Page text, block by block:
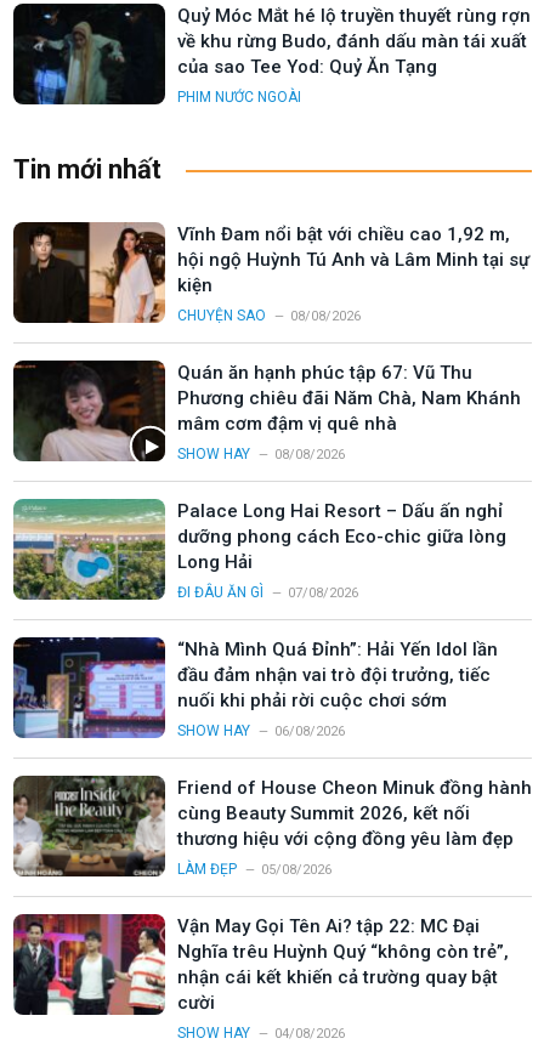
Quỷ Móc Mắt hé lộ truyền thuyết rùng rợn
về khu rừng Budo, đánh dấu màn tái xuất
của sao Tee Yod: Quỷ Ăn Tạng
PHIM NƯỚC NGOÀI
Tin mới nhất
Vĩnh Đam nổi bật với chiều cao 1,92 m,
hội ngộ Huỳnh Tú Anh và Lâm Minh tại sự
kiện
CHUYỆN SAO 08/08/2026
Quán ăn hạnh phúc tập 67: Vũ Thu
Phương chiêu đãi Năm Chà, Nam Khánh
mâm cơm đậm vị quê nhà
SHOW HAY 08/08/2026
Palace Long Hai Resort – Dấu ấn nghỉ
dưỡng phong cách Eco-chic giữa lòng
Long Hải
ĐI ĐÂU ĂN GÌ 07/08/2026
“Nhà Mình Quá Đỉnh”: Hải Yến Idol lần
đầu đảm nhận vai trò đội trưởng, tiếc
nuối khi phải rời cuộc chơi sớm
SHOW HAY 06/08/2026
Friend of House Cheon Minuk đồng hành
cùng Beauty Summit 2026, kết nối
thương hiệu với cộng đồng yêu làm đẹp
LÀM ĐẸP 05/08/2026
Vận May Gọi Tên Ai? tập 22: MC Đại
Nghĩa trêu Huỳnh Quý “không còn trẻ”,
nhận cái kết khiến cả trường quay bật
cười
SHOW HAY 04/08/2026